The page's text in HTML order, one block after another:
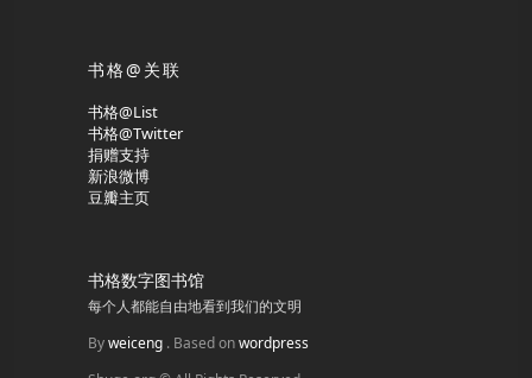
书格@关联
书格@List
书格@Twitter
捐赠支持
新浪微博
豆瓣主页
书格数字图书馆
每个人都能自由地看到我们的文明
Byweiceng . Based onwordpress